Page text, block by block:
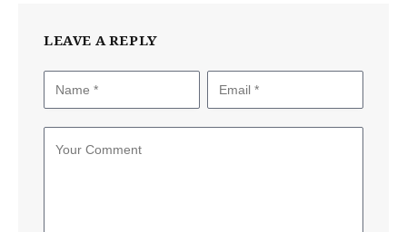
LEAVE A REPLY